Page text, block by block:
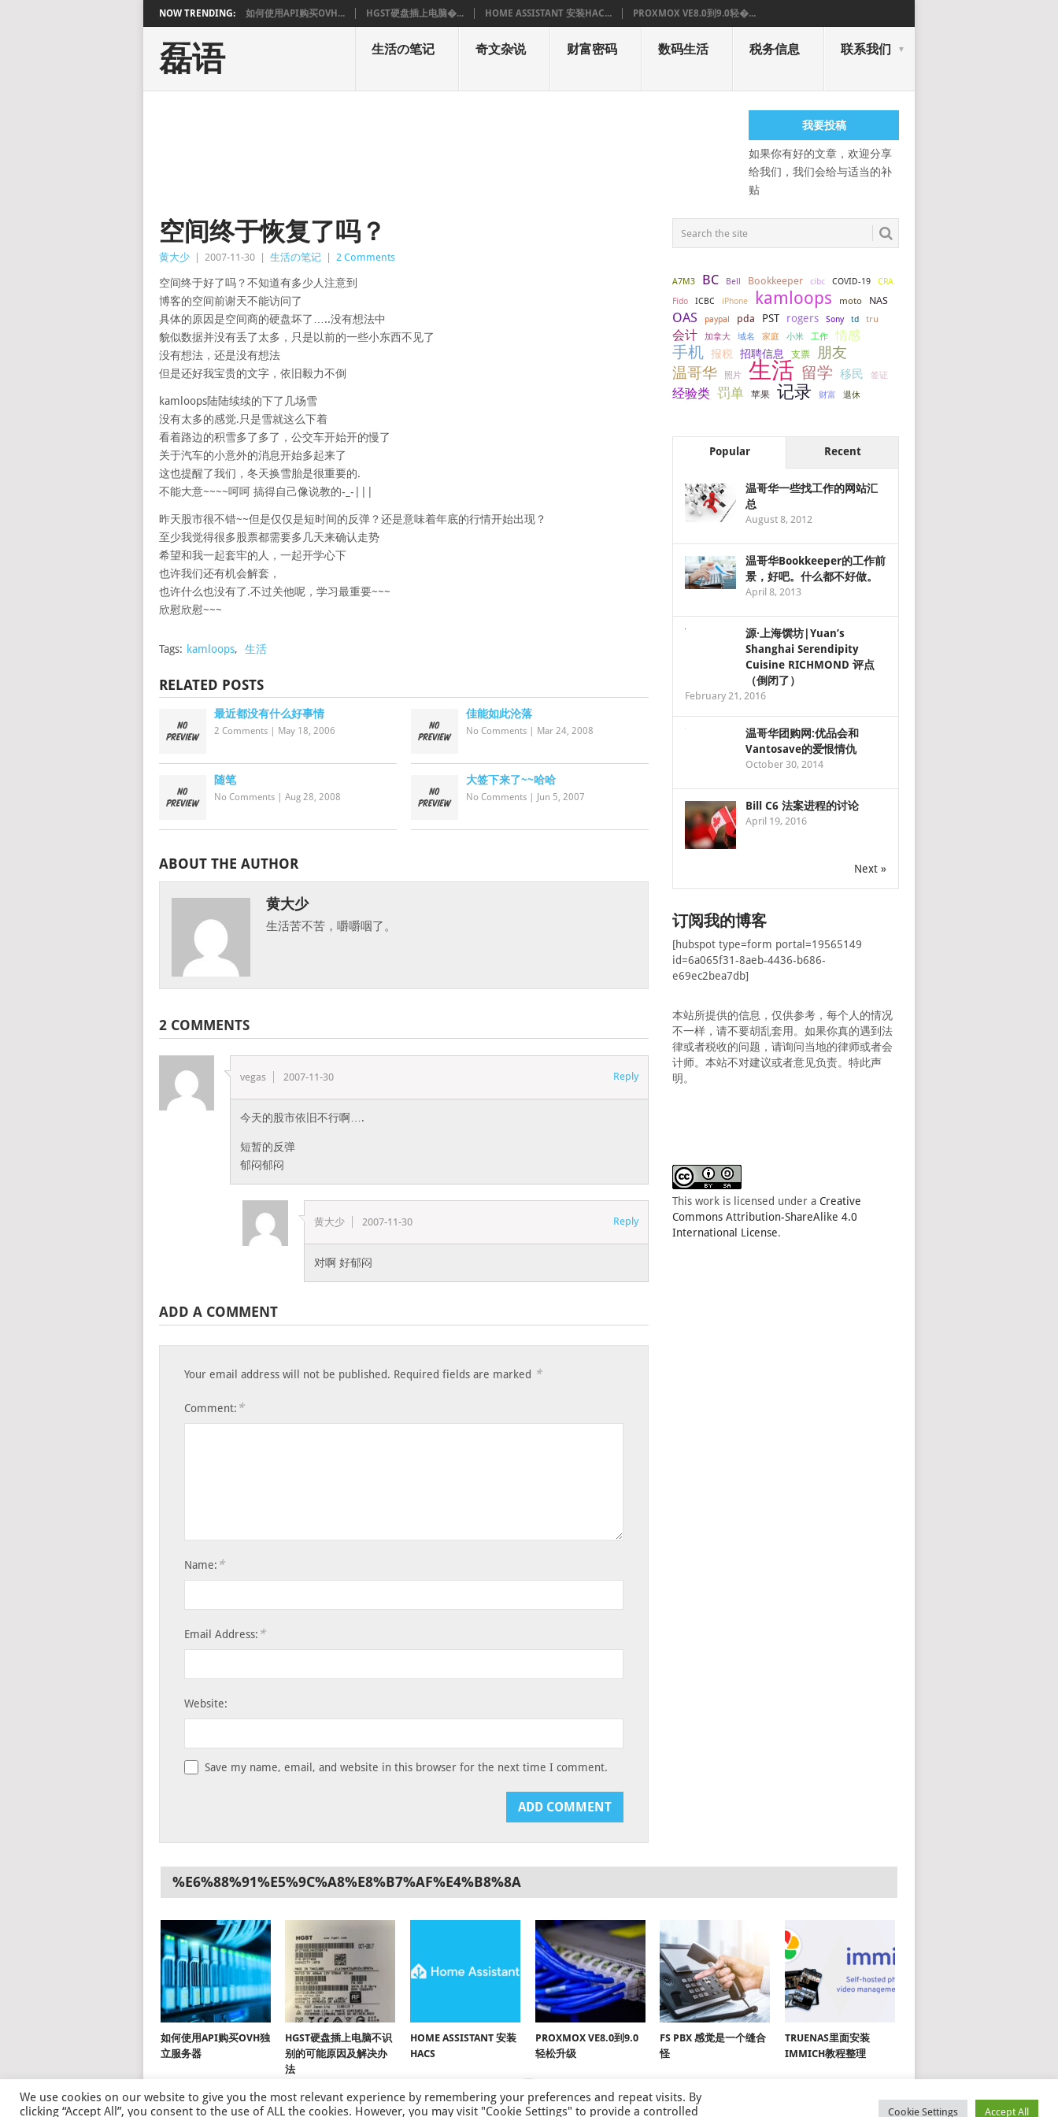
NOW TRENDING: 如何使用API购买OVH... HGST硬盘插上电脑�... HOME ASSISTANT 安装HAC... PROXMOX VE8.0到9.0轻�...
磊语 生活の笔记 奇文杂说 财富密码 数码生活 税务信息 联系我们
我要投稿
如果你有好的文章，欢迎分享
给我们，我们会给与适当的补
贴
空间终于恢复了吗？
黄大少 2007-11-30 生活の笔记 2 Comments
空间终于好了吗？不知道有多少人注意到
博客的空间前谢天不能访问了
具体的原因是空间商的硬盘坏了…..没有想法中
貌似数据并没有丢了太多，只是以前的一些小东西不见了
没有想法，还是没有想法
但是还好我宝贵的文字，依旧毅力不倒
kamloops陆陆续续的下了几场雪
没有太多的感觉.只是雪就这么下着
看着路边的积雪多了多了，公交车开始开的慢了
关于汽车的小意外的消息开始多起来了
这也提醒了我们，冬天换雪胎是很重要的.
不能大意~~~~呵呵 搞得自己像说教的-_-|||
昨天股市很不错~~但是仅仅是短时间的反弹？还是意味着年底的行情开始出现？
至少我觉得很多股票都需要多几天来确认走势
希望和我一起套牢的人，一起开学心下
也许我们还有机会解套，
也许什么也没有了.不过关他呢，学习最重要~~~
欣慰欣慰~~~
Tags: kamloops, 生活
RELATED POSTS
最近都没有什么好事情
2 Comments May 18, 2006
佳能如此沦落
No Comments Mar 24, 2008
随笔
No Comments Aug 28, 2008
大签下来了~~哈哈
No Comments Jun 5, 2007
ABOUT THE AUTHOR
黄大少
生活苦不苦，嚼嚼咽了。
2 COMMENTS
vegas 2007-11-30 Reply
今天的股市依旧不行啊….
短暂的反弹
郁闷郁闷
黄大少 2007-11-30 Reply
对啊 好郁闷
ADD A COMMENT
Your email address will not be published. Required fields are marked *
Comment: *
Name: *
Email Address: *
Website:
Save my name, email, and website in this browser for the next time I comment.
A7M3 BC Bell Bookkeeper cibc COVID-19
CRA
Fido
ICBC iPhone kamloops moto NAS
OAS paypal pda PST rogers Sony td tru
会计 加拿大 域名 家庭 小米 工作 情感
手机 报税 招聘信息 支票 朋友
温哥华 照片 生活 留学 移民 签证
经验类 罚单 苹果 记录 财富 退休
Popular Recent
温哥华一些找工作的网站汇
总
August 8, 2012
温哥华Bookkeeper的工作前
景，好吧。什么都不好做。
April 8, 2013
源·上海馔坊|Yuan’s
Shanghai Serendipity
Cuisine RICHMOND 评点
（倒闭了）
February 21, 2016
温哥华团购网:优品会和
Vantosave的爱恨情仇
October 30, 2014
Bill C6 法案进程的讨论
April 19, 2016
Next »
订阅我的博客
[hubspot type=form portal=19565149
id=6a065f31-8aeb-4436-b686-
e69ec2bea7db]
本站所提供的信息，仅供参考，每个人的情况
不一样，请不要胡乱套用。如果你真的遇到法
律或者税收的问题，请询问当地的律师或者会
计师。本站不对建议或者意见负责。特此声
明。
This work is licensed under a Creative
Commons Attribution-ShareAlike 4.0
International License.
%E6%88%91%E5%9C%A8%E8%B7%AF%E4%B8%8A
如何使用API购买OVH独
立服务器
HGST硬盘插上电脑不识
别的可能原因及解决办
法
HOME ASSISTANT 安装
HACS
PROXMOX VE8.0到9.0
轻松升级
FS PBX 感觉是一个缝合
怪
TRUENAS里面安装
IMMICH教程整理
We use cookies on our website to give you the most relevant experience by remembering your preferences and repeat visits. By
clicking “Accept All”, you consent to the use of ALL the cookies. However, you may visit "Cookie Settings" to provide a controlled
Cookie Settings Accept All